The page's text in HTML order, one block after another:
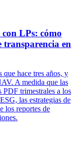
LPs: cómo
transparencia en
hace tres años, y
A medida que las
PDF trimestrales a los
las estrategias de
los reportes de